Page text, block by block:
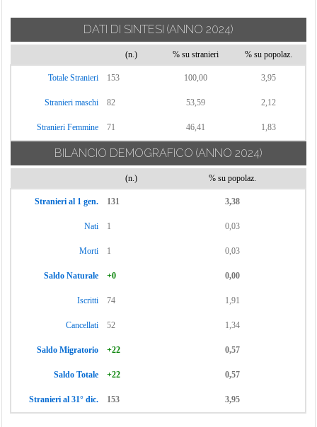
DATI DI SINTESI (ANNO 2024)
(n.) % su stranieri % su popolaz.
Totale Stranieri 153 100,00 3,95
Stranieri maschi 82 53,59 2,12
Stranieri Femmine 71 46,41 1,83
BILANCIO DEMOGRAFICO (ANNO 2024)
(n.) % su popolaz.
Stranieri al 1 gen. 131 3,38
Nati 1 0,03
Morti 1 0,03
Saldo Naturale +0 0,00
Iscritti 74 1,91
Cancellati 52 1,34
Saldo Migratorio +22 0,57
Saldo Totale +22 0,57
Stranieri al 31° dic. 153 3,95